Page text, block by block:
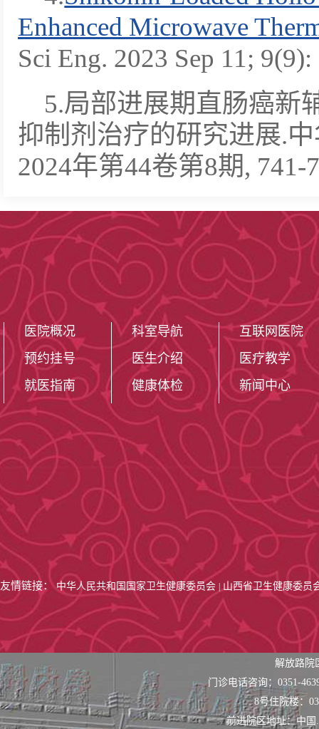
Enhanced Microwave
Sci Eng. 2023 Sep 11;
5.局部进展期直肠癌新
抑制剂治疗的研究进展.
2024年第44卷第8期, 741-
医院概况
预约挂号
就医指南
科室导航
医生介绍
健康体检
互联网医院
医疗教学
新闻中心
友情链接：中华人民共和国国家卫生健康委员会 山西省卫生健康委员
解放路
门诊电话咨询：0351-
8号住院楼：
前进院区地址：中